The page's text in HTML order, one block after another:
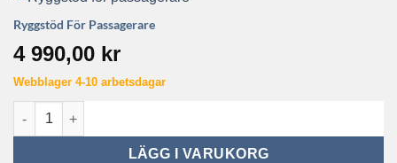
Ryggstöd För Passagerare
4 990,00 kr
Webblager 4-10 arbetsdagar
Ryggstöd för passagerare mängd
LÄGG I VARUKORG